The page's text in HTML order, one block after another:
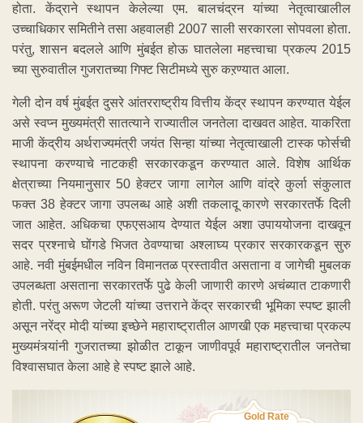
होता. केंद्राने स्थापन केलेल्या एम. बालचंद्रन यांच्या नेतृत्वाखालील
उच्चाधिकार समितीने तसा अहवालही 2007 साली सरकारला सोपवला होता.
परंतु, शासन बदलले आणि मुंबईत होऊ घातलेला महत्त्वाचा प्रकल्प 2015
च्या सुरुवातील गुजरातच्या गिफ्ट सिटीमध्ये सुरु कऱण्यात आला.
गेली दोन वर्ष मुंबईत दुसरे आंतरराष्ट्रीय वित्तीय केंद्र स्थापन करण्यात येईल
असे स्वप्न मुख्यमंत्री सातत्याने राज्यातील जनतेला दाखवत आहेत. याकरिता
माजी केंद्रीय अर्थराज्यमंत्री जयंत सिन्हा यांच्या नेतृत्वाखाली टास्क फोर्सची
स्थापना करण्याचे नाटकही सरकारकडून करण्यात आले. विशेष आर्थिक
क्षेत्राच्या नियमानुसार 50 हेक्टर जागा लागेल आणि वांद्रे कुर्ला संकुलात
फक्त 38 हेक्टर जागा उपलब्ध आहे अशी तकलादू कारणे सरकारतर्फे दिली
जात आहेत. अधिकचा एफएसआय देण्यात येईल अशा उपाययोजना दाखवून
सदर प्रश्नाचे घोंगडे भिजत ठेवण्याचा अश्लाघ्य प्रकार सरकारकडून सुरु
आहे. नवी मुंबईमधील नविन विमानतळ प्रस्तावीत असताना व जागेची मुबलक
उपलब्धता असताना सरकारतर्फे पुढे केली जाणारी कारणे अचंब्यात टाकणारी
होती. परंतु अरूण जेटली यांच्या उत्तराने केंद्र सरकारची भूमिका स्पष्ट झाली
असून नरेंद्र मोदी यांच्या इच्छेने महाराष्ट्रातील आणखी एक महत्त्वाचा प्रकल्प
मुख्यमंत्र्यांनी गुजरातच्या झोळीत टाकून जाणीवपूर्व महाराष्ट्रातील जनतेचा
विश्वासघात केला आहे हे स्पष्ट झाले आहे.
Gold Rate